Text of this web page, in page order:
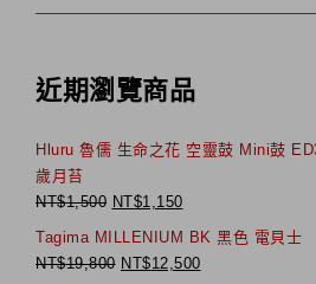
近期瀏覽商品
Hluru 魯儒 生命之花 空靈鼓 Mini鼓
歲月苔
NT$1,500 NT$1,150
Tagima MILLENIUM BK 黑色 電貝士
NT$19,800 NT$12,500